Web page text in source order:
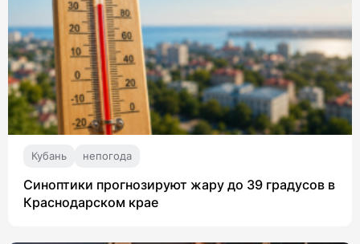
Кубань непогода
Синоптики прогнозируют жару до 39 градусов в
Краснодарском крае